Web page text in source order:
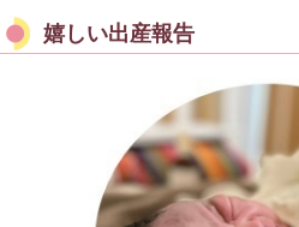
嬉しい出産報告